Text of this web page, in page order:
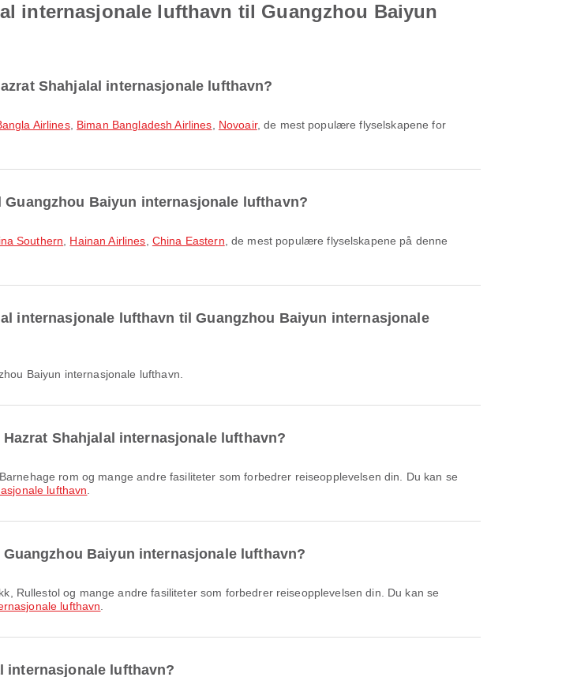
internasjonale lufthavn til Guangzhou Baiyun
Shahjalal internasjonale lufthavn?
Airlines, Biman Bangladesh Airlines Novoair, de mest populære flyselskapene for
Baiyun internasjonale lufthavn?
Southern Hainan Airlines China Eastern , de mest populære flyselskapene på denne
internasjonale lufthavn til Guangzhou Baiyun internasjonale
Baiyun internasjonale lufthavn.
Shahjalal internasjonale lufthavn?
lufthavn
Baiyun internasjonale lufthavn?
lufthavn
internasjonale lufthavn?